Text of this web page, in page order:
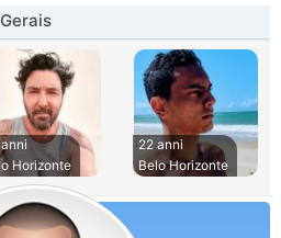
Horizonte
22 anni
Belo Horizonte